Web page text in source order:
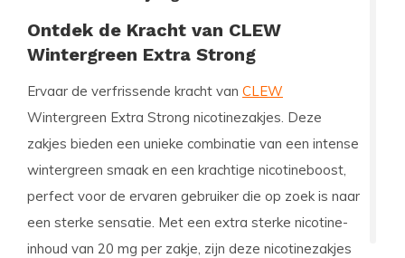
Ontdek de Kracht van CLEW
Wintergreen Extra Strong
Ervaar de verfrissende kracht van CLEW
Wintergreen Extra Strong nicotinezakjes. Deze
zakjes bieden een unieke combinatie van een intense
wintergreen smaak en een krachtige nicotineboost,
perfect voor de ervaren gebruiker die op zoek is naar
een sterke sensatie. Met een extra sterke nicotine-
inhoud van 20 mg per zakje, zijn deze nicotinezakjes